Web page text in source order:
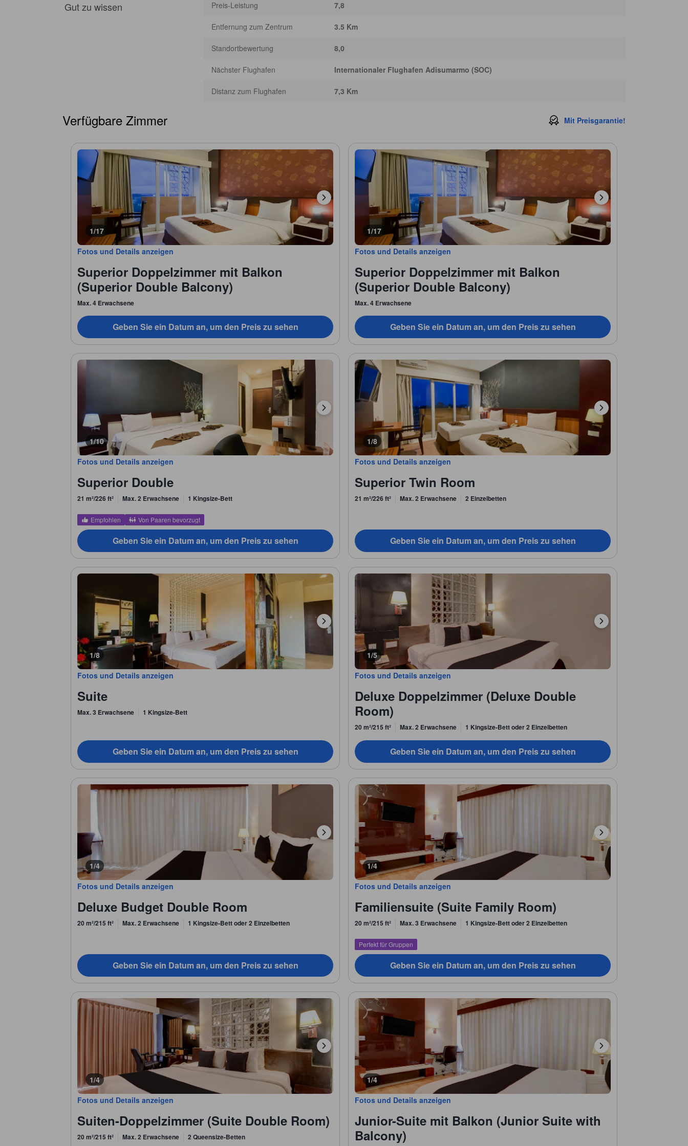
Gut zu wissen Preis-Leistung 7,8
Entfernung zum Zentrum 3.5 Km
Standortbewertung 8,0
Nächster Flughafen Internationaler Flughafen Adisumarmo (SOC)
Distanz zum Flughafen 7,3 Km
Verfügbare Zimmer Mit Preisgarantie!
1/17
Fotos und Details anzeigen
Superior Doppelzimmer mit Balkon
(Superior Double Balcony)
Max. 4 Erwachsene
Geben Sie ein Datum an, um den Preis zu sehen
1/17
Fotos und Details anzeigen
Superior Doppelzimmer mit Balkon
(Superior Double Balcony)
Max. 4 Erwachsene
Geben Sie ein Datum an, um den Preis zu sehen
1/10
Fotos und Details anzeigen
Superior Double
21 m²/226 ft² Max. 2 Erwachsene 1 Kingsize-Bett
Empfohlen Von Paaren bevorzugt
Geben Sie ein Datum an, um den Preis zu sehen
1/8
Fotos und Details anzeigen
Superior Twin Room
21 m²/226 ft² Max. 2 Erwachsene 2 Einzelbetten
Geben Sie ein Datum an, um den Preis zu sehen
1/8
Fotos und Details anzeigen
Suite
Max. 3 Erwachsene 1 Kingsize-Bett
Geben Sie ein Datum an, um den Preis zu sehen
1/5
Fotos und Details anzeigen
Deluxe Doppelzimmer (Deluxe Double
Room)
20 m²/215 ft² Max. 2 Erwachsene 1 Kingsize-Bett oder 2 Einzelbetten
Geben Sie ein Datum an, um den Preis zu sehen
1/4
Fotos und Details anzeigen
Deluxe Budget Double Room
20 m²/215 ft² Max. 2 Erwachsene 1 Kingsize-Bett oder 2 Einzelbetten
Geben Sie ein Datum an, um den Preis zu sehen
1/4
Fotos und Details anzeigen
Familiensuite (Suite Family Room)
20 m²/215 ft² Max. 3 Erwachsene 1 Kingsize-Bett oder 2 Einzelbetten
Perfekt für Gruppen
Geben Sie ein Datum an, um den Preis zu sehen
1/4
Fotos und Details anzeigen
Suiten-Doppelzimmer (Suite Double Room)
20 m²/215 ft² Max. 2 Erwachsene 2 Queensize-Betten
1/4
Fotos und Details anzeigen
Junior-Suite mit Balkon (Junior Suite with
Balcony)